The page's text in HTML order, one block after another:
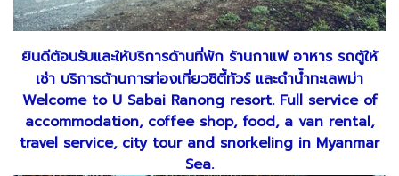
ยินดีต้อนรับและให้บริการด้านที่พัก ร้านกาแฟ อาหาร รถตู้ให้
เช่า บริการด้านการท่องเที่ยวซิตี้ทัวร์ และดำน้ำทะเลพม่า
Welcome to U Sabai Ranong resort. Full service of
accommodation, coffee shop, food, a van rental,
travel service, city tour and snorkeling in Myanmar
Sea.